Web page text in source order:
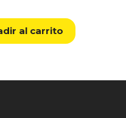
al carrito